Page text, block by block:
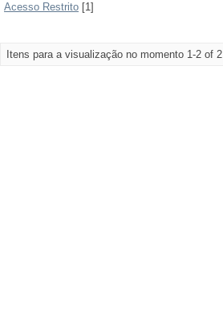
Acesso Restrito [1]
Itens para a visualização no momento 1-2 of 2